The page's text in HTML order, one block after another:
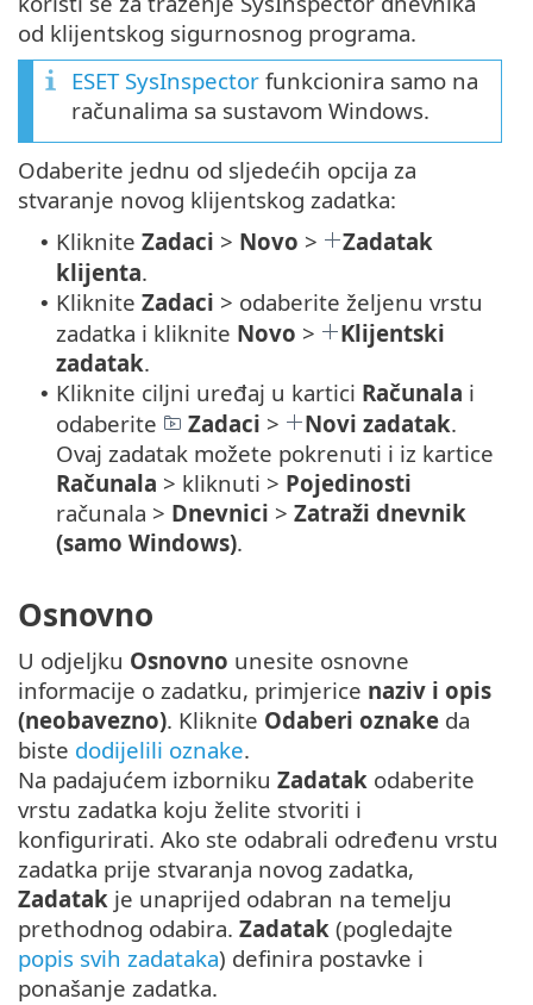
od klijentskog sigurnosnog programa.
ESET SysInspector funkcionira samo na
računalima sa sustavom Windows.
Odaberite jednu od sljedećih opcija za
stvaranje novog klijentskog zadatka:
• Kliknite Zadaci > Novo >
Zadatak
klijenta.
• Kliknite Zadaci > odaberite željenu vrstu
zadatka i kliknite Novo >
Klijentski
zadatak.
• Kliknite ciljni uređaj u kartici Računala i
odaberite
Zadaci > Novi zadatak.
Ovaj zadatak možete pokrenuti i iz kartice
Računala > kliknuti > Pojedinosti
računala > Dnevnici > Zatraži dnevnik
(samo Windows).
Osnovno
U odjeljku Osnovno unesite osnovne
informacije o zadatku, primjerice naziv i opis
(neobavezno). Kliknite Odaberi oznake da
biste dodijelili oznake.
Na padajućem izborniku Zadatak odaberite
vrstu zadatka koju želite stvoriti i
konfigurirati. Ako ste odabrali određenu vrstu
zadatka prije stvaranja novog zadatka,
Zadatak je unaprijed odabran na temelju
prethodnog odabira. Zadatak (pogledajte
popis svih zadataka) definira postavke i
ponašanje zadatka.